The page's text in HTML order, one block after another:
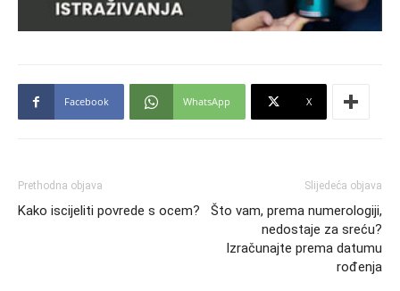
Facebook WhatsApp X
Prethodna objava
Kako iscijeliti povrede s ocem?
Slijedeća objava
Što vam, prema numerologiji,
nedostaje za sreću?
Izračunajte prema datumu
rođenja